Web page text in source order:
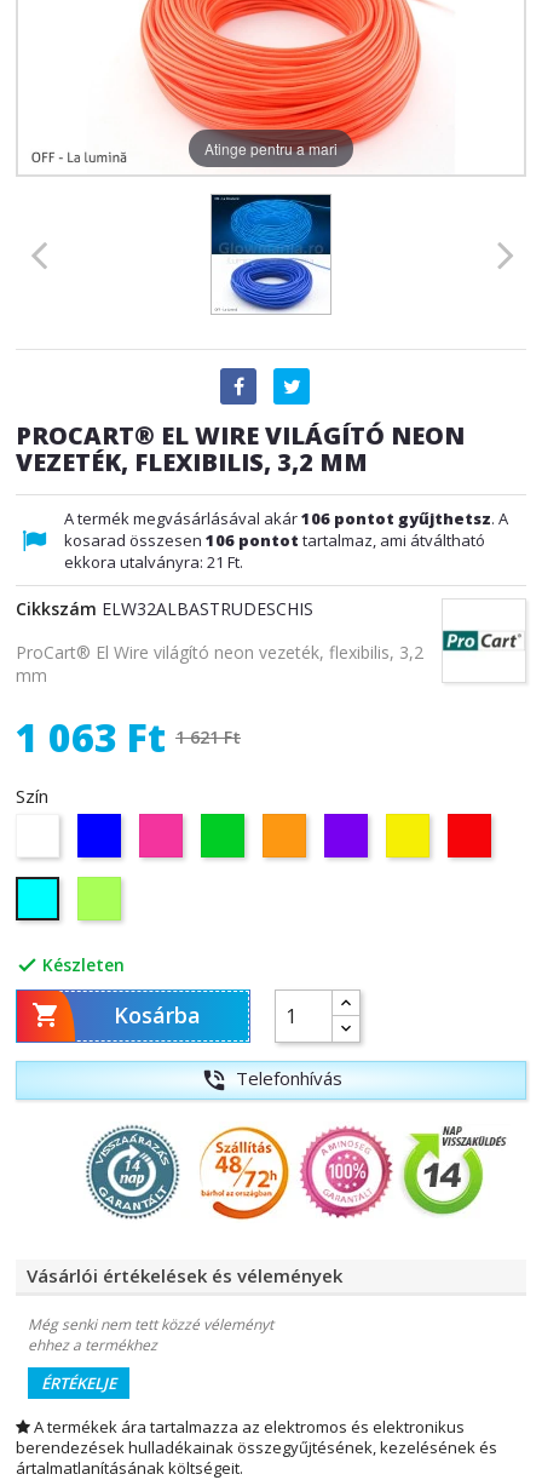
Atinge pentru a mari
PROCART® EL WIRE VILÁGÍTÓ NEON
VEZETÉK, FLEXIBILIS, 3,2 MM
A termék megvásárlásával akár106 pontot gyűjthetsz. A
kosarad összesen 106 pontot tartalmaz, ami átváltható
ekkora utalványra: 21 Ft.
Cikkszám ELW32ALBASTRUDESCHIS
ProCart® El Wire világító neon vezeték, flexibilis, 3,2
mm
1 063 Ft 1 621 Ft
Szín
 Készleten
 Kosárba
phone_in_talk Telefonhívás
Vásárlói értékelések és vélemények
Még senki nem tett közzé véleményt
ehhez a termékhez
ÉRTÉKELJE
A termékek ára tartalmazza az elektromos és elektronikus
berendezések hulladékainak összegyűjtésének, kezelésének és
ártalmatlanításának költségeit.